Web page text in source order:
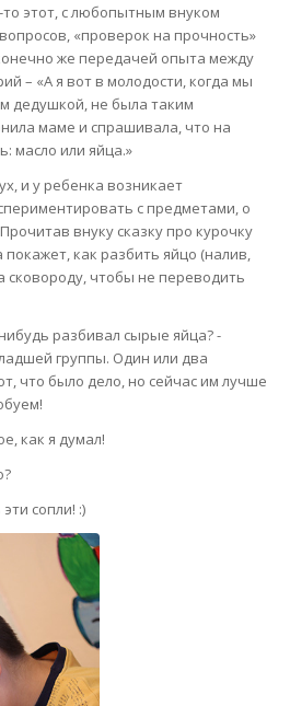
этот, с любопытным внуком
«проверок на прочность»
же передачей опыта между
– «А я вот в молодости, когда мы
дедушкой, не была таким
маме и спрашивала, что на
масло или яйца.»
и у ребенка возникает
с предметами, о
внуку сказку про курочку
как разбить яйцо (налив,
сковороду, чтобы не переводить
разбивал сырые яйца? -
группы. Один или два
что было дело, но сейчас им лучше
как я думал!
сопли! :)